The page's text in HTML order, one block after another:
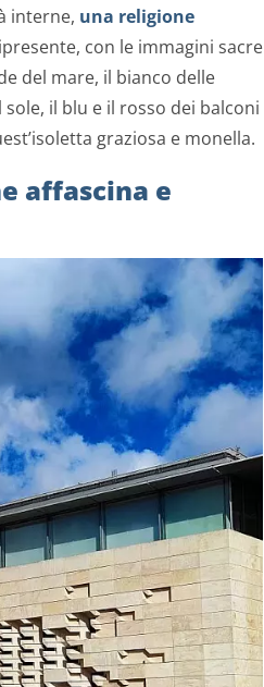
interne, una religione
con le immagini sacre
del mare, il bianco delle
il blu e il rosso dei balconi
graziosa e monella.
affascina e